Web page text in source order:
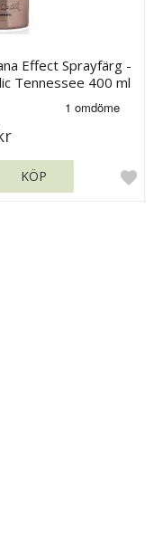
Effect Sprayfärg -
Tennessee 400 ml
KÖP